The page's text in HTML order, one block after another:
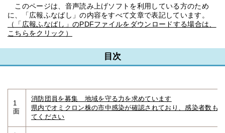
このページは、音声読み上げソフトを利用している方のため
に、「広報ふなばし」の内容をすべて文章で表記しています。
（「広報ふなばし」のPDFファイルをダウンロードする場合は、
こちらをクリック）
目次
1
面
消防団員を募集 地域を守る力を求めています
県内でオミクロン株の市中感染が確認されており、感染者数も
てください